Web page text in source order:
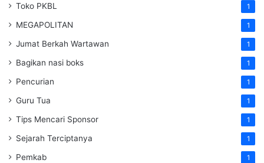
Toko PKBL 1
MEGAPOLITAN 1
Jumat Berkah Wartawan 1
Bagikan nasi boks 1
Pencurian 1
Guru Tua 1
Tips Mencari Sponsor 1
Sejarah Terciptanya 1
Pemkab 1